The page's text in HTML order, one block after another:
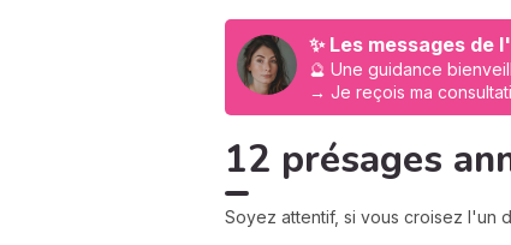
✨ Les messages de
🔮 Une guidance
→ Je reçois ma
12 présages
Soyez attentif, si vous croisez l'un